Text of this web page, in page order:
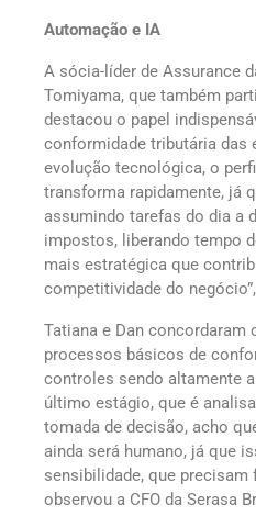
Automação e IA
A sócia-líder de Assurance
Tomiyama, que também
destacou o papel
conformidade tributária das
evolução tecnológica, o
transforma rapidamente, já
assumindo tarefas do dia a
impostos, liberando tempo
mais estratégica que
competitividade do
Tatiana e Dan concordaram
processos básicos de
controles sendo altamente
último estágio, que é
tomada de decisão, acho
ainda será humano, já que
sensibilidade, que precisam
observou a CFO da Serasa